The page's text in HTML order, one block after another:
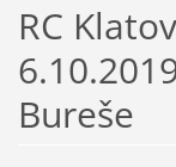
RC
Bureše